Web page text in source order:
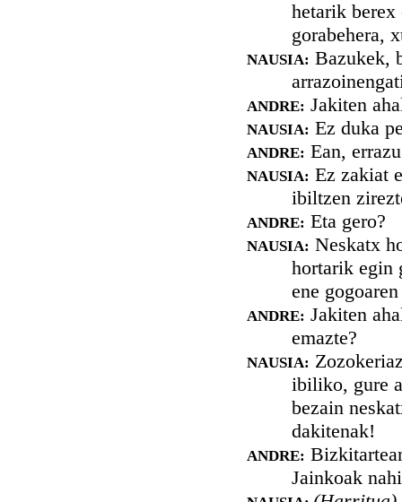
hetarik
gorabehera,
NAUSIA: Bazukek,
ANDRE: Jakiten
NAUSIA: Ez duka
ANDRE: Ean,
NAUSIA: Ez zakiat
ibiltzen
ANDRE: Eta gero?
NAUSIA: Neskatx
hortarik egin
ene
ANDRE: Jakiten
emazte?
NAUSIA:
ibiliko, gure
bezain
dakitenak!
ANDRE:
Jainkoak